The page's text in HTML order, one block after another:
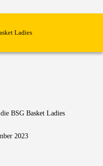
Ladies
BSG Basket Ladies
2023